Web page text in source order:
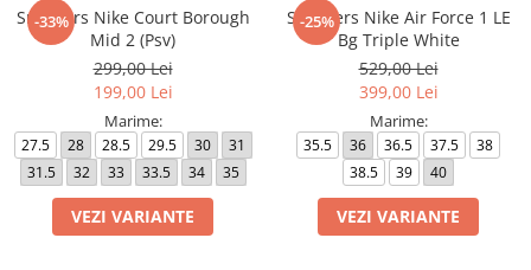
-33%
Sneakers Nike Court Borough
Mid 2 (Psv)
299,00 Lei
199,00 Lei
Marime:
27.5 28 28.5 29.5 30
31
31.5
32 33 33.5 34 35
VEZI VARIANTE
-25%
Sneakers Nike Air Force 1 LE
Bg Triple White
529,00 Lei
399,00 Lei
Marime:
35.5 36 36.5 37.5
38
38.5
39 40
VEZI VARIANTE